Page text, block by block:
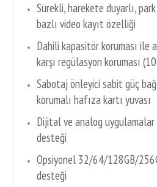
Sürekli, harekete duyarlı,
bazlı video kayıt özelliği
Dahili kapasitör koruması ile
karşı regülasyon koruması
Sabotaj önleyici sabit güç
korumalı hafıza kartı yuvası
Dijital ve analog
desteği
Opsiyonel 32/64/128GB/
desteği